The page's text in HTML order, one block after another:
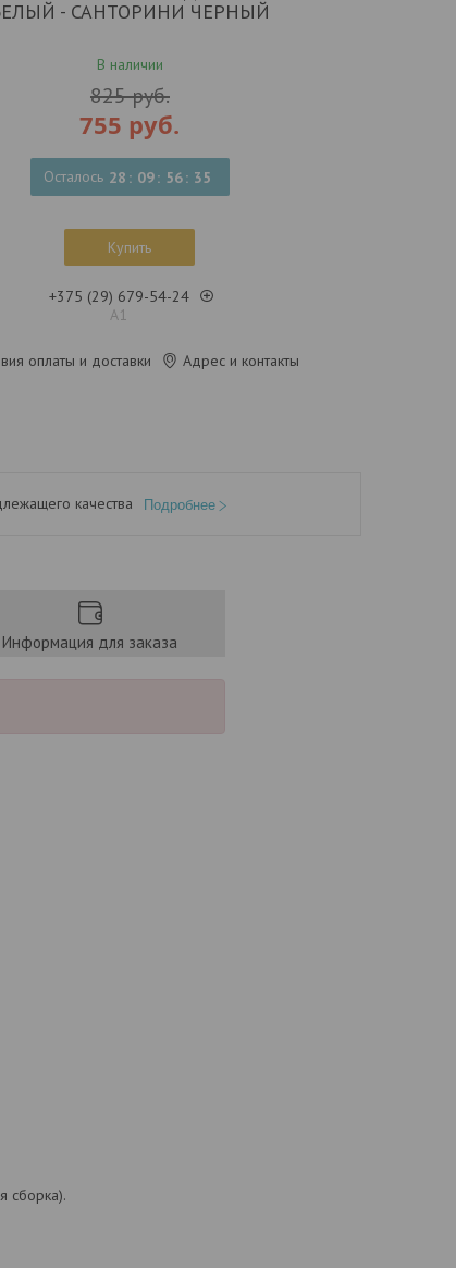
- САНТОРИНИ ЧЕРНЫЙ
В наличии
825руб.
755 руб.
Осталось 28 09 56 35
Купить
+375 (29) 679-54-24
А1
оплаты и доставки Адрес и контакты
качества Подробнее
Информация для заказа
сборка).